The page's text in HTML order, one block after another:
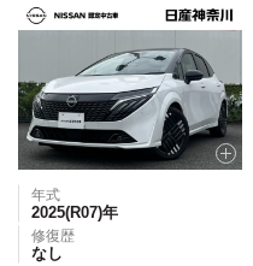
年式
2025(R07)年
修復歴
なし